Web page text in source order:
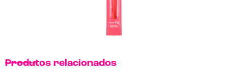
Produtos relacionados